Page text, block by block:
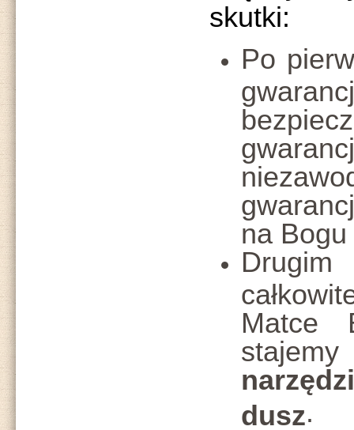
skutki:
Po
na Bogu
Matce
dusz.